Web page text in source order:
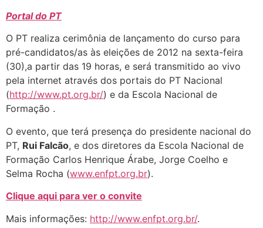
Portal do PT
O PT realiza cerimônia de lançamento do curso para
pré-candidatos/as às eleições de 2012 na sexta-feira
(30),a partir das 19 horas, e será transmitido ao vivo
pela internet através dos portais do PT Nacional
(http://www.pt.org.br/) e da Escola Nacional de
Formação .
O evento, que terá presença do presidente nacional do
PT, Rui Falcão, e dos diretores da Escola Nacional de
Formação Carlos Henrique Árabe, Jorge Coelho e
Selma Rocha (www.enfpt.org.br).
Clique aqui para ver o convite
Mais informações: http://www.enfpt.org.br/.